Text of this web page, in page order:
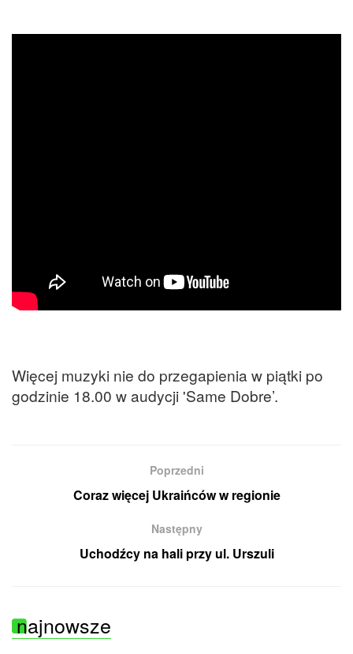
Więcej muzyki nie do przegapienia w piątki po
godzinie 18.00 w audycji 'Same Dobre’.
Poprzedni
Coraz więcej Ukraińców w regionie
Następny
Uchodźcy na hali przy ul. Urszuli
najnowsze